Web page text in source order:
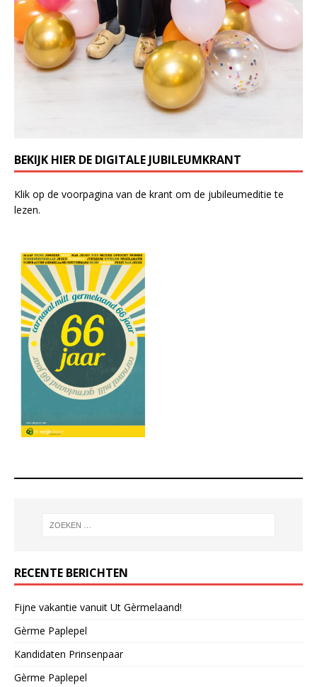
BEKIJK HIER DE DIGITALE JUBILEUMKRANT
Klik op de voorpagina van de krant om de jubileumeditie te
lezen.
RECENTE BERICHTEN
Fijne vakantie vanuit Ut Gèrmelaand!
Gèrme Paplepel
Kandidaten Prinsenpaar
Gèrme Paplepel